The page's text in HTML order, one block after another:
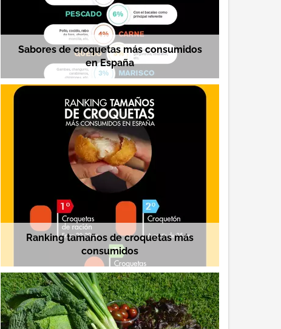
Sabores de croquetas más consumidos
en España
Ranking tamaños de croquetas más
consumidos